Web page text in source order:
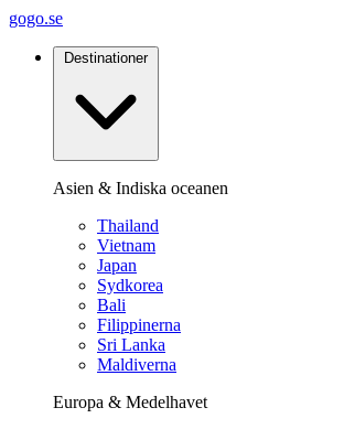
gogo.se
Destinationer
Asien & Indiska oceanen
Thailand
Vietnam
Japan
Sydkorea
Bali
Filippinerna
Sri Lanka
Maldiverna
Europa & Medelhavet